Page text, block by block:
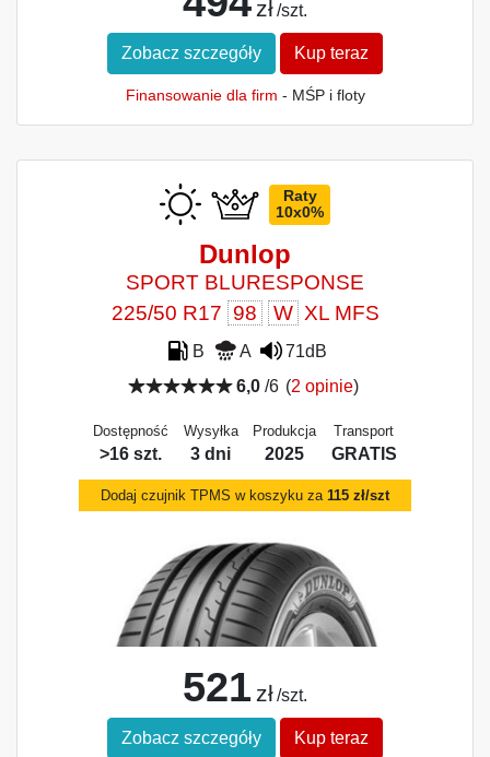
zł /szt.
Zobacz szczegóły Kup teraz
Finansowanie dla firm - MŚP i floty
Raty
10x0%
Dunlop
SPORT BLURESPONSE
225/50 R17 98 W XL MFS
B A
71dB
6,0/6 (2 opinie)
Dostępność
>16 szt.
Wysyłka
3 dni
Produkcja
2025
Transport
GRATIS
Dodaj czujnik TPMS w koszyku za 115 zł/szt
521 zł /szt.
Zobacz szczegóły Kup teraz